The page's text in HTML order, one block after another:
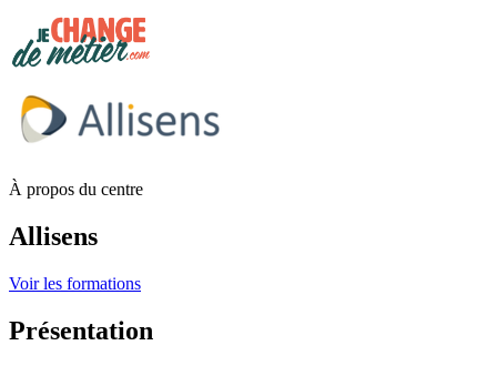
À propos du centre
Allisens
Voir les formations
Présentation